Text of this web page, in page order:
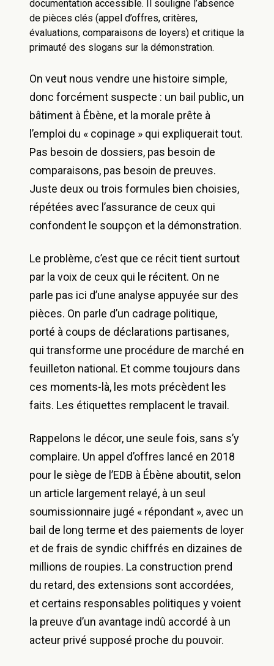
documentation accessible. Il souligne l’absence
de pièces clés (appel d’offres, critères,
évaluations, comparaisons de loyers) et critique la
primauté des slogans sur la démonstration.
On veut nous vendre une histoire simple,
donc forcément suspecte : un bail public, un
bâtiment à Ébène, et la morale prête à
l’emploi du « copinage » qui expliquerait tout.
Pas besoin de dossiers, pas besoin de
comparaisons, pas besoin de preuves.
Juste deux ou trois formules bien choisies,
répétées avec l’assurance de ceux qui
confondent le soupçon et la démonstration.
Le problème, c’est que ce récit tient surtout
par la voix de ceux qui le récitent. On ne
parle pas ici d’une analyse appuyée sur des
pièces. On parle d’un cadrage politique,
porté à coups de déclarations partisanes,
qui transforme une procédure de marché en
feuilleton national. Et comme toujours dans
ces moments-là, les mots précèdent les
faits. Les étiquettes remplacent le travail.
Rappelons le décor, une seule fois, sans s’y
complaire. Un appel d’offres lancé en 2018
pour le siège de l’EDB à Ébène aboutit, selon
un article largement relayé, à un seul
soumissionnaire jugé « répondant », avec un
bail de long terme et des paiements de loyer
et de frais de syndic chiffrés en dizaines de
millions de roupies. La construction prend
du retard, des extensions sont accordées,
et certains responsables politiques y voient
la preuve d’un avantage indû accordé à un
acteur privé supposé proche du pouvoir.